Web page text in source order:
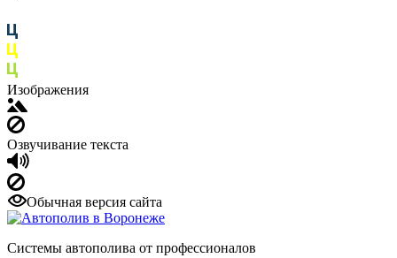
Изображения
Озвучивание текста
Обычная версия сайта
Системы автополива от профессионалов